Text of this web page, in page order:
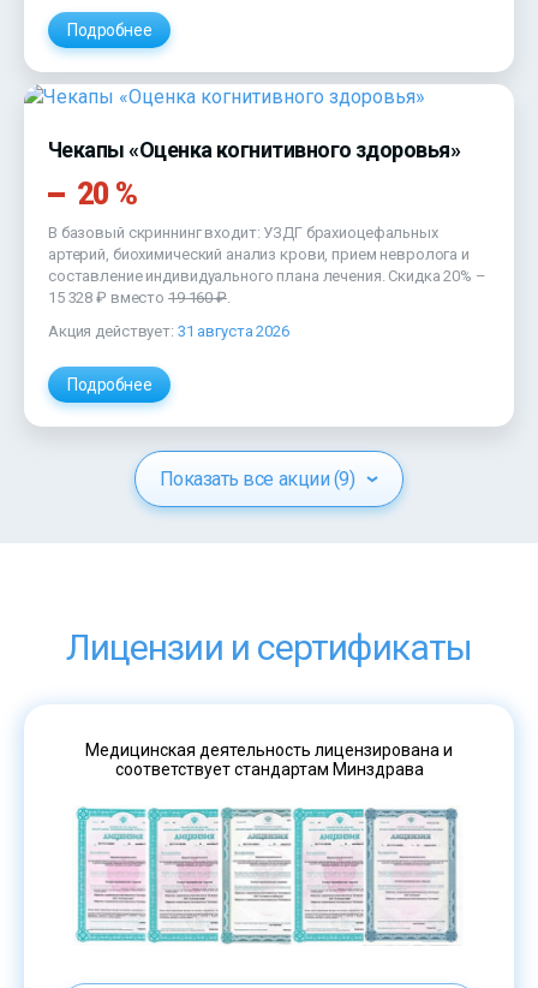
Подробнее
Чекапы «Оценка когнитивного здоровья»
20 %
В базовый скриннинг входит: УЗДГ брахиоцефальных
артерий, биохимический анализ крови, прием невролога и
составление индивидуального плана лечения. Скидка 20% –
15 328 ₽ вместо 19 160 ₽.
Акция действует: 31 августа 2026
Подробнее
Показать все акции (9)
Лицензии и сертификаты
Медицинская деятельность лицензирована и
соответствует стандартам Минздрава